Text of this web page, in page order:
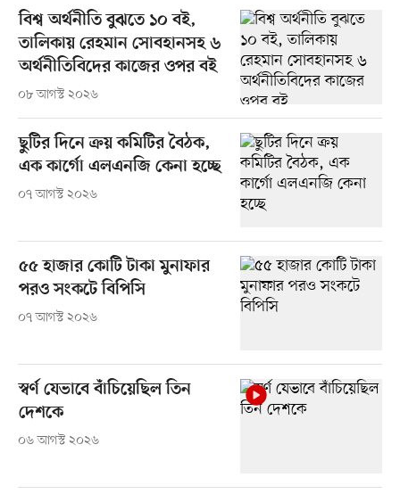
বিশ্ব অর্থনীতি বুঝতে ১০ বই,
তালিকায় রেহমান সোবহানসহ ৬
অর্থনীতিবিদের কাজের ওপর বই
০৮ আগস্ট ২০২৬
ছুটির দিনে ক্রয় কমিটির বৈঠক,
এক কার্গো এলএনজি কেনা হচ্ছে
০৭ আগস্ট ২০২৬
৫৫ হাজার কোটি টাকা মুনাফার
পরও সংকটে বিপিসি
০৭ আগস্ট ২০২৬
স্বর্ণ যেভাবে বাঁচিয়েছিল তিন
দেশকে
০৬ আগস্ট ২০২৬